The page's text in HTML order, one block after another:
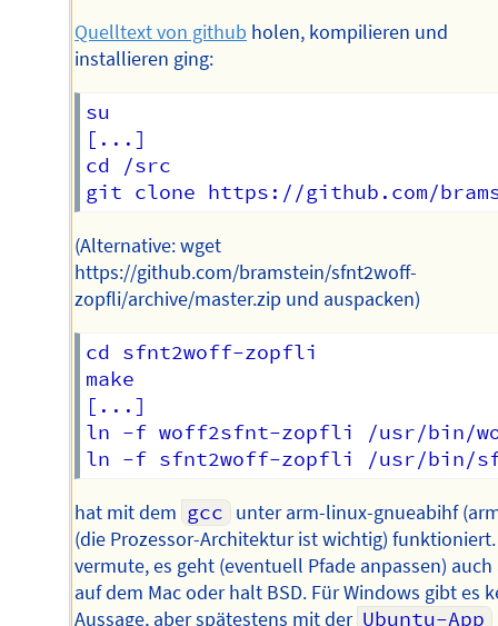
Quelltext von github holen, kompilieren und
installieren ging:
su
[...]
cd /src
(Alternative: wget
https://github.com/bramstein/sfnt2woff-
zopfli/archive/master.zip und auspacken)
cd sfnt2woff-zopfli
make
[...]
ln -f woff2sfnt-zopfli /usr/bin/
hat mit dem gcc unter arm-linux-gnueabihf
(die Prozessor-Architektur ist wichtig)
vermute, es geht (eventuell Pfade anpassen) auch
auf dem Mac oder halt BSD. Für Windows gibt es
Aussage, aber spätestens mit der Ubuntu-App